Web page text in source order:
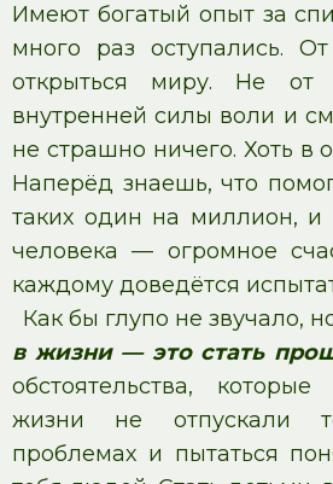
Имеют богатый опыт за
много раз оступались.
открыться миру. Не от
внутренней силы воли и
не страшно ничего. Хоть в
Наперёд знаешь, что
таких один на миллион, и
человека — огромное
каждому доведётся
Как бы глупо не звучало,
в жизни — это стать
обстоятельства,
жизни не отпускали
проблемах и пытаться